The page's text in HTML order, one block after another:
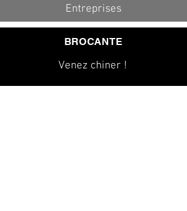
Entreprises
BROCANTE
Venez chiner !